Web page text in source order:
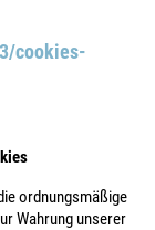
cookies-
ordnungsmäßige
Wahrung unserer